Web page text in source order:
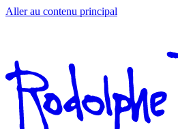
Aller au contenu principal